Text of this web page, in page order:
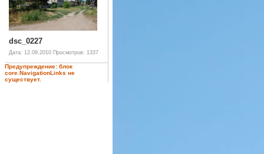
dsc_0227
Дата: 12.09.2010 Просмотров: 1337
Предупреждение: блок
core.NavigationLinks не
существует.